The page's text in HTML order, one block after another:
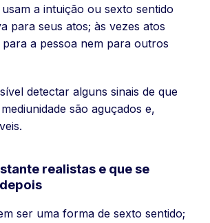
a intuição ou sexto sentido
para seus atos; às vezes atos
a pessoa nem para outros
detectar alguns sinais de que
são aguçados e,
realistas e que se
ser uma forma de sexto sentido;